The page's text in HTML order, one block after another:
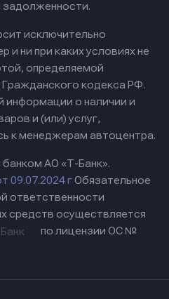
задолженности.
исключительно
и ни при каких условиях не
определяемой
кодекса РФ.
информации о наличии и
и (или) услуг,
к менеджерам автоцентра.
АО «Т-Банк».
09.07.2024 гОбязательное
ответственности
средств осуществляется
по лицензии ОС №